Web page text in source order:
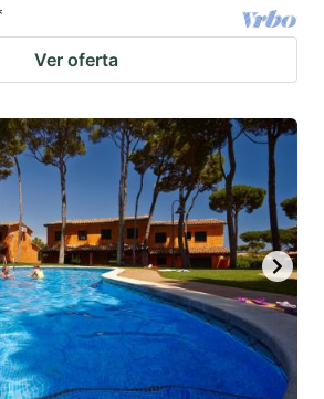
Ver oferta